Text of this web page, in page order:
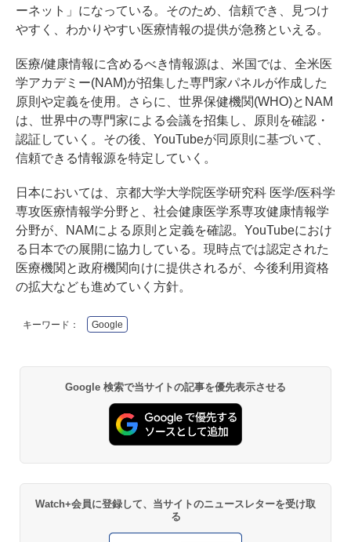
ーネット」になっている。そのため、信頼でき、見つけ
やすく、わかりやすい医療情報の提供が急務といえる。
医療/健康情報に含めるべき情報源は、米国では、全米医
学アカデミー(NAM)が招集した専門家パネルが作成した
原則や定義を使用。さらに、世界保健機関(WHO)とNAM
は、世界中の専門家による会議を招集し、原則を確認・
認証していく。その後、YouTubeが同原則に基づいて、
信頼できる情報源を特定していく。
日本においては、京都大学大学院医学研究科 医学/医科学
専攻医療情報学分野と、社会健康医学系専攻健康情報学
分野が、NAMによる原則と定義を確認。YouTubeにおけ
る日本での展開に協力している。現時点では認定された
医療機関と政府機関向けに提供されるが、今後利用資格
の拡大なども進めていく方針。
キーワード： Google
Google 検索で当サイトの記事を優先表示させる
Watch+会員に登録して、当サイトのニュースレターを受け取
る